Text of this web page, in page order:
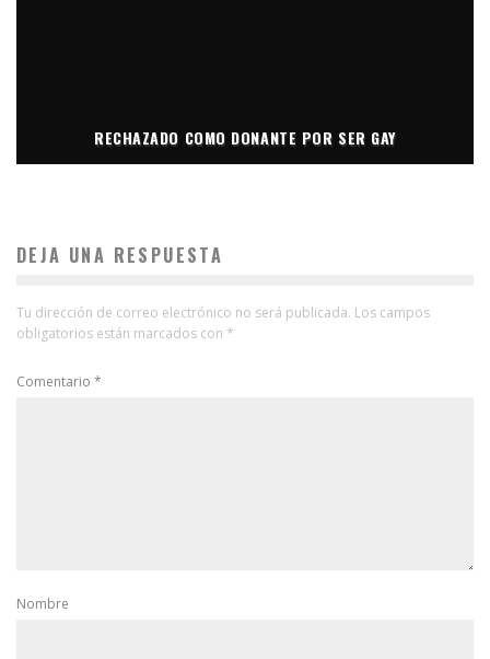
RECHAZADO COMO DONANTE POR SER GAY
DEJA UNA RESPUESTA
Tu dirección de correo electrónico no será publicada. Los campos
obligatorios están marcados con *
Comentario *
Nombre